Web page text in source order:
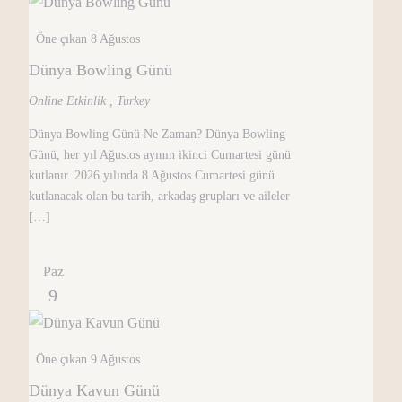
Öne çıkan 8 Ağustos
Dünya Bowling Günü
Online Etkinlik , Turkey
Dünya Bowling Günü Ne Zaman? Dünya Bowling
Günü, her yıl Ağustos ayının ikinci Cumartesi günü
kutlanır. 2026 yılında 8 Ağustos Cumartesi günü
kutlanacak olan bu tarih, arkadaş grupları ve aileler
[…]
Paz
9
Öne çıkan 9 Ağustos
Dünya Kavun Günü